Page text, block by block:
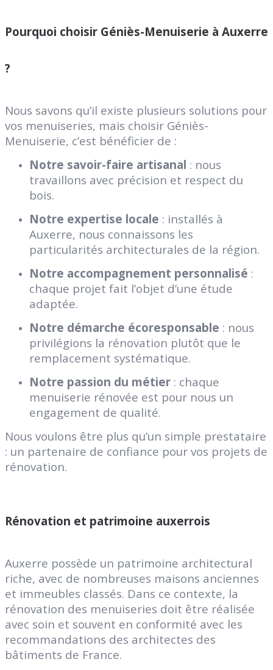
Pourquoi choisir Géniès-Menuiserie à Auxerre
?
Nous savons qu’il existe plusieurs solutions pour
vos menuiseries, mais choisir Géniès-
Menuiserie, c’est bénéficier de :
Notre savoir-faire artisanal : nous
travaillons avec précision et respect du
bois.
Notre expertise locale : installés à
Auxerre, nous connaissons les
particularités architecturales de la région.
Notre accompagnement personnalisé :
chaque projet fait l’objet d’une étude
adaptée.
Notre démarche écoresponsable : nous
privilégions la rénovation plutôt que le
remplacement systématique.
Notre passion du métier : chaque
menuiserie rénovée est pour nous un
engagement de qualité.
Nous voulons être plus qu’un simple prestataire
: un partenaire de confiance pour vos projets de
rénovation.
Rénovation et patrimoine auxerrois
Auxerre possède un patrimoine architectural
riche, avec de nombreuses maisons anciennes
et immeubles classés. Dans ce contexte, la
rénovation des menuiseries doit être réalisée
avec soin et souvent en conformité avec les
recommandations des architectes des
bâtiments de France.